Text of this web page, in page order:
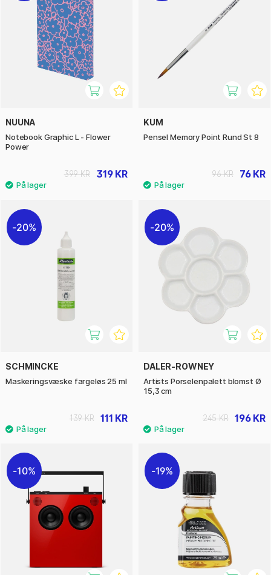
NUUNA
Notebook Graphic L - Flower
Power
319 KR
399 KR
KUM
Pensel Memory Point Rund St 8
76 KR
96 KR
20%
SCHMINCKE
Maskeringsvæske fargeløs 25 ml
111 KR
139 KR
20%
DALER-ROWNEY
Artists Porselenpalett blomst Ø
15,3 cm
196 KR
245 KR
10% 19%